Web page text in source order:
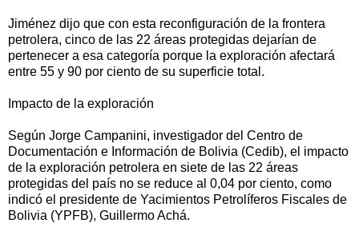
Jiménez dijo que con esta reconfiguración de la frontera
petrolera, cinco de las 22 áreas protegidas dejarían de
pertenecer a esa categoría porque la exploración afectará
entre 55 y 90 por ciento de su superficie total.
Impacto de la exploración
Según Jorge Campanini, investigador del Centro de
Documentación e Información de Bolivia (Cedib), el impacto
de la exploración petrolera en siete de las 22 áreas
protegidas del país no se reduce al 0,04 por ciento, como
indicó el presidente de Yacimientos Petrolíferos Fiscales de
Bolivia (YPFB), Guillermo Achá.